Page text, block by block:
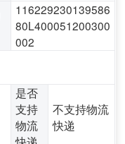
116229230139586
80L400051200300
002
是否
支持
物流
不支持物流
快递